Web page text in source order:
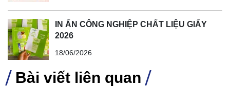
IN ẤN CÔNG NGHIỆP CHẤT LIỆU GIẤY
2026
18/06/2026
Bài viết liên quan